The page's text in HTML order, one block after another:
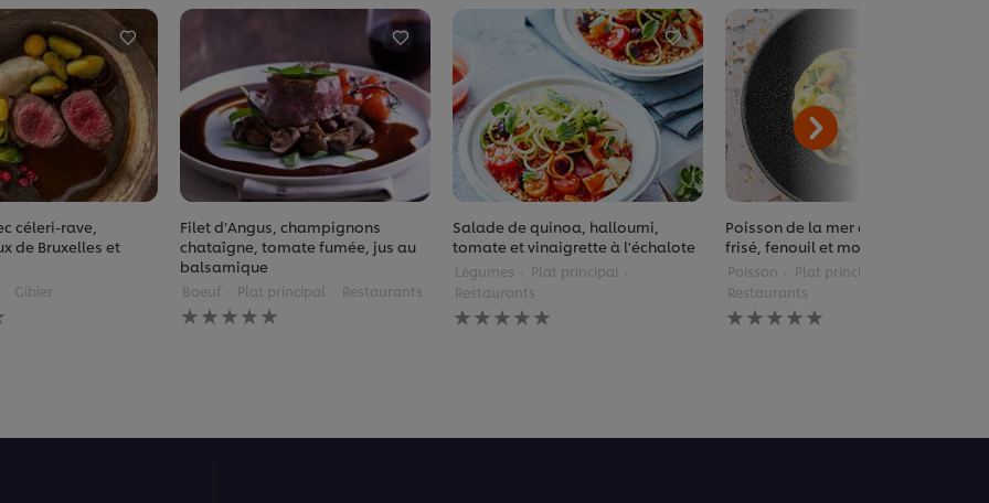
céleri-rave,
de Bruxelles et
Gibier
Filet d’Angus, champignons
chataîgne, tomate fumée, jus au
balsamique
Boeuf Plat principal Restaurants
Aucune
évaluation
Salade de quinoa, halloumi,
tomate et vinaigrette à l'échalote
Légumes
Plat principal
Restaurants
Aucune
évaluation
Poisson de la mer du Nord, chou
frisé, fenouil et mousse de curry
Poisson
Plat principal
Restaurants
Aucune
évaluation